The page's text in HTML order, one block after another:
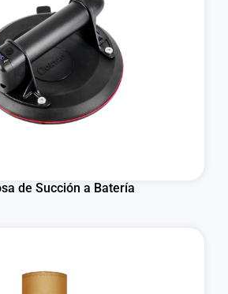
de Succión a Batería